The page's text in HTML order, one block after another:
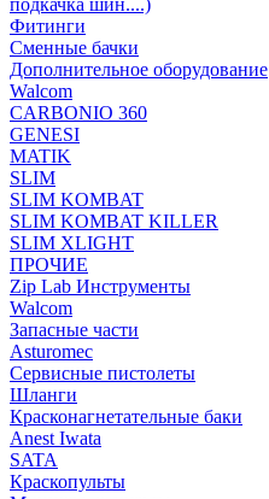
подкачка шин....)
Фитинги
Сменные бачки
Дополнительное оборудование
Walcom
CARBONIO 360
GENESI
MATIK
SLIM
SLIM KOMBAT
SLIM KOMBAT KILLER
SLIM XLIGHT
ПРОЧИЕ
Zip Lab Инструменты
Walсom
Запасные части
Asturomec
Сервисные пистолеты
Шланги
Красконагнетательные баки
Anest Iwata
SATA
Краскопульты